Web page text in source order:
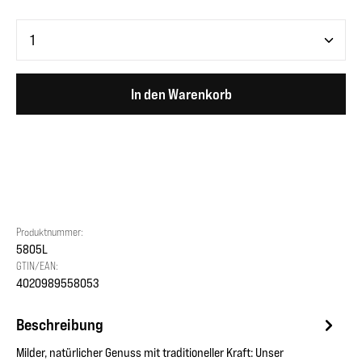
In den Warenkorb
Produktnummer:
5805L
GTIN/EAN:
4020989558053
Beschreibung
Milder, natürlicher Genuss mit traditioneller Kraft: Unser